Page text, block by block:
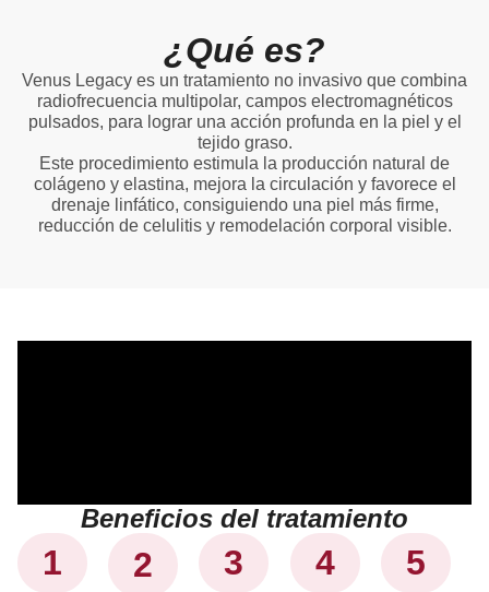
¿Qué es?
Venus Legacy es un tratamiento no invasivo que combina
radiofrecuencia multipolar, campos electromagnéticos
pulsados, para lograr una acción profunda en la piel y el
tejido graso.
Este procedimiento estimula la producción natural de
colágeno y elastina, mejora la circulación y favorece el
drenaje linfático, consiguiendo una piel más firme,
reducción de celulitis y remodelación corporal visible.
Beneficios del tratamiento
1 2 3 4 5